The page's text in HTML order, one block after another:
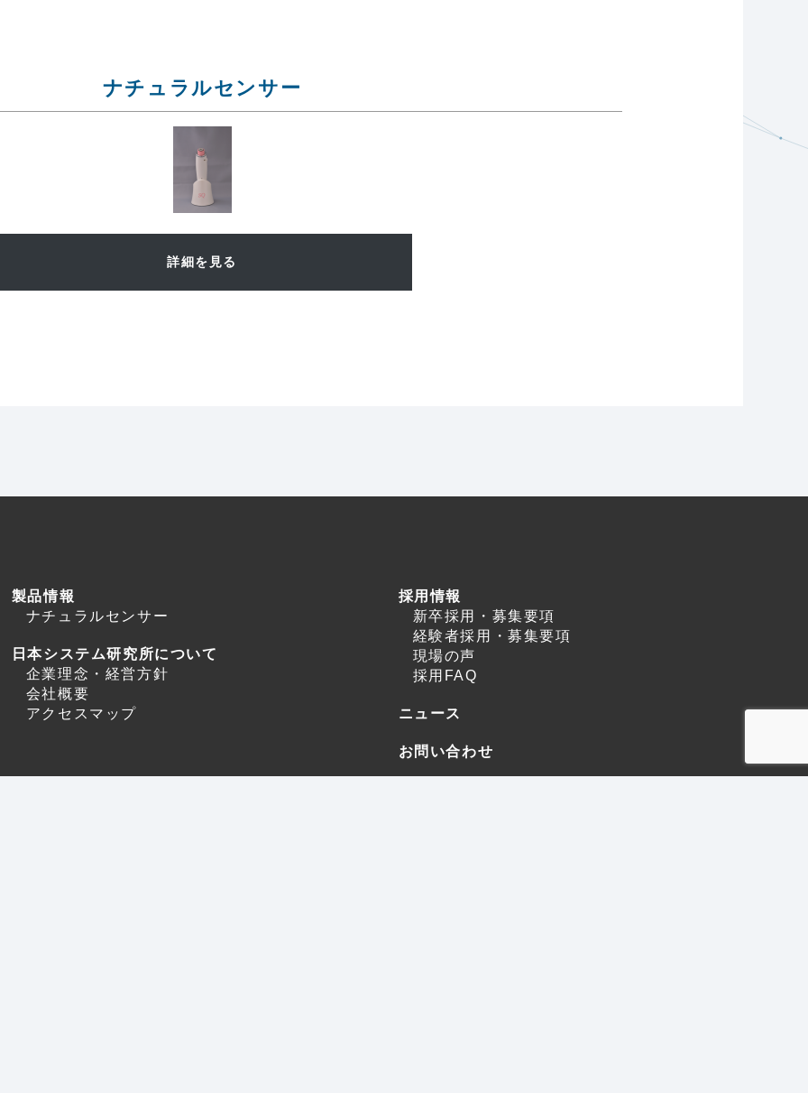
ナチュラルセンサー
詳細を見る
製品情報
ナチュラルセンサー
日本システム研究所について
企業理念・経営方針
会社概要
アクセスマップ
採用情報
新卒採用・募集要項
経験者採用・募集要項
現場の声
採用FAQ
ニュース
お問い合わせ